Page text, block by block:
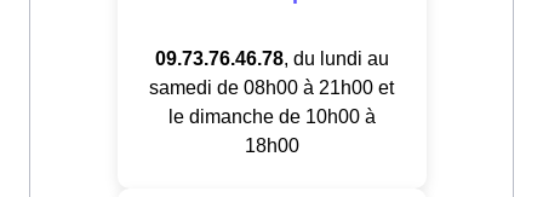
09.73.76.46.78, du lundi au
samedi de 08h00 à 21h00 et
le dimanche de 10h00 à
18h00